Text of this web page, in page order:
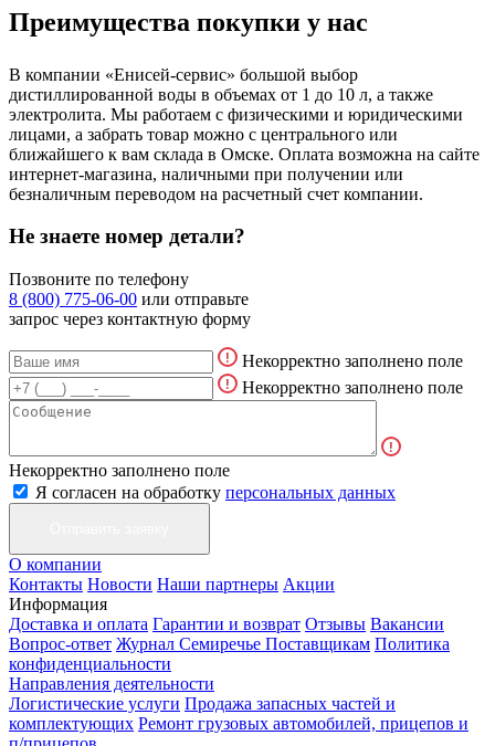
Преимущества покупки у нас
В компании «Енисей-сервис» большой выбор
дистиллированной воды в объемах от 1 до 10 л, а также
электролита. Мы работаем с физическими и юридическими
лицами, а забрать товар можно с центрального или
ближайшего к вам склада в Омске. Оплата возможна на сайте
интернет-магазина, наличными при получении или
безналичным переводом на расчетный счет компании.
Не знаете номер детали?
Позвоните по телефону
8 (800) 775-06-00 или отправьте
запрос через контактную форму
Некорректно заполнено поле
Некорректно заполнено поле
Некорректно заполнено поле
Я согласен на обработку персональных данных
О компании
Контакты Новости Наши партнеры Акции
Информация
Доставка и оплата Гарантии и возврат Отзывы Вакансии
Вопрос-ответ Журнал Семиречье Поставщикам Политика
конфиденциальности
Направления деятельности
Логистические услуги Продажа запасных частей и
комплектующих Ремонт грузовых автомобилей, прицепов и